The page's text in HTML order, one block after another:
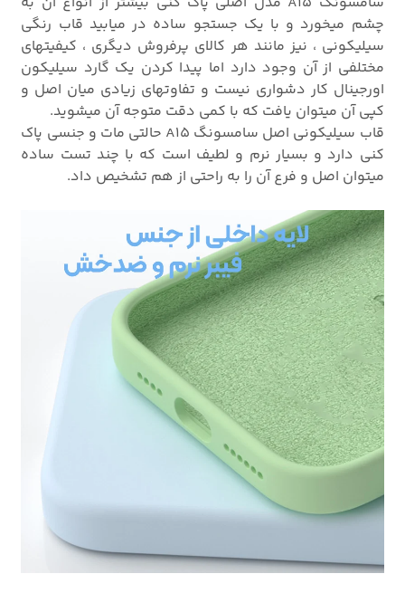
چشم میخورد و با یک جستجو ساده در میابید قاب رنگی
سیلیکونی ، نیز مانند هر کالای پرفروش دیگری ، کیفیتهای
مختلفی از آن وجود دارد اما پیدا کردن یک گارد سیلیکون
اورجینال کار دشواری نیست و تفاوتهای زیادی میان اصل و
کپی آن میتوان یافت که با کمی دقت متوجه آن میشوید.
قاب سیلیکونی اصل سامسونگ A15 حالتی مات و جنسی پاک
کنی دارد و بسیار نرم و لطیف است که با چند تست ساده
میتوان اصل و فرع آن را به راحتی از هم تشخیص داد.